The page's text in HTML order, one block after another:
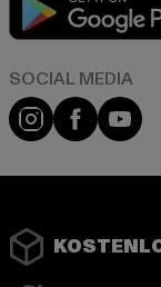
Instagram